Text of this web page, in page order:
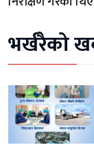
भर्खरैको